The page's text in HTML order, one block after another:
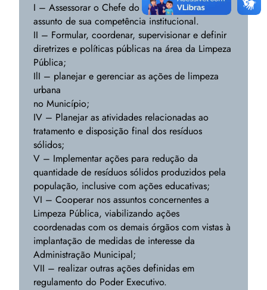
I – Assessorar o Chefe do Poder Executivo em
assunto de sua competência institucional.
II – Formular, coordenar, supervisionar e definir
diretrizes e políticas públicas na área da Limpeza
Pública;
IlI – planejar e gerenciar as ações de limpeza
urbana
no Município;
IV – Planejar as atividades relacionadas ao
tratamento e disposição final dos resíduos
sólidos;
V – Implementar ações para redução da
quantidade de resíduos sólidos produzidos pela
população, inclusive com ações educativas;
VI – Cooperar nos assuntos concernentes a
Limpeza Pública, viabilizando ações
coordenadas com os demais órgãos com vistas à
implantação de medidas de interesse da
Administração Municipal;
VII – realizar outras ações definidas em
regulamento do Poder Executivo.